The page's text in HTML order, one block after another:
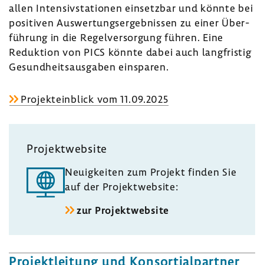
allen Inten­siv­sta­tionen einsetzbar und könnte bei
posi­tiven Auswer­tungs­er­geb­nissen zu einer Über­
füh­rung in die Regel­ver­sor­gung führen. Eine
Reduk­tion von PICS könnte dabei auch lang­fristig
Gesund­heits­aus­gaben einsparen.
Projekt­ein­blick vom 11.09.2025
Projekt­web­site
Neuig­keiten zum Projekt finden Sie
auf der Projekt­web­site:
zur Projekt­web­site
Projekt­lei­tung und Konsor­ti­al­partner